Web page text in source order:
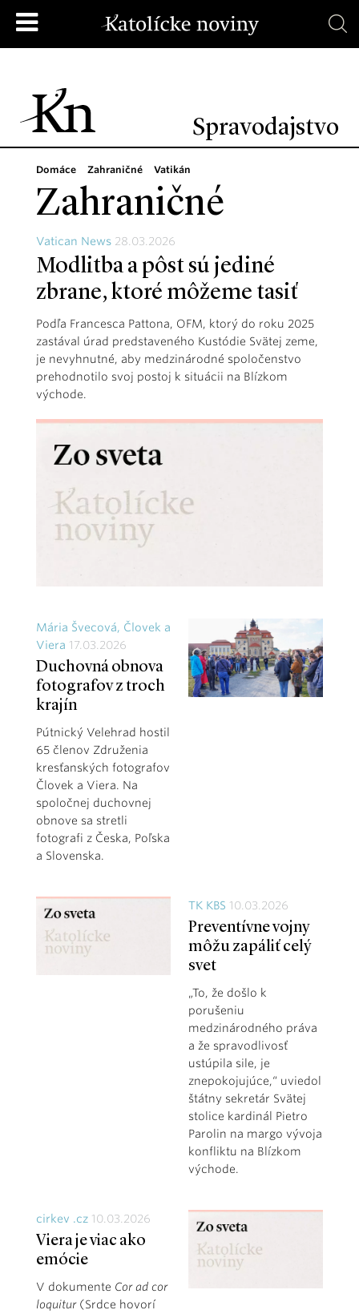
Spravodajstvo
Domáce Zahraničné Vatikán
Zahraničné
Vatican News 28.03.2026
Modlitba a pôst sú jediné
zbrane, ktoré môžeme tasiť
Podľa Francesca Pattona, OFM, ktorý do roku 2025
zastával úrad predstaveného Kustódie Svätej zeme,
je nevyhnutné, aby medzinárodné spoločenstvo
prehodnotilo svoj postoj k situácii na Blízkom
východe.
Mária Švecová, Človek a
Viera 17.03.2026
Duchovná obnova
fotografov z troch
krajín
Pútnický Velehrad hostil
65 členov Združenia
kresťanských fotografov
Človek a Viera. Na
spoločnej duchovnej
obnove sa stretli
fotografi z Česka, Poľska
a Slovenska.
TK KBS 10.03.2026
Preventívne vojny
môžu zapáliť celý
svet
„To, že došlo k
porušeniu
medzinárodného práva
a že spravodlivosť
ustúpila sile, je
znepokojujúce,“ uviedol
štátny sekretár Svätej
stolice kardinál Pietro
Parolin na margo vývoja
konfliktu na Blízkom
východe.
cirkev .cz 10.03.2026
Viera je viac ako
emócie
V dokumente Cor ad cor
loquitur(Srdce hovorí